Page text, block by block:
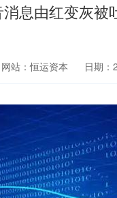
息由红变灰被
网站：恒运资本 日期